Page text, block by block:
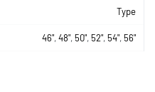
Type
46",48",50",52",54",56"